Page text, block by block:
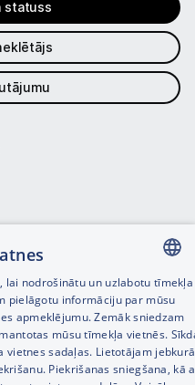
statuss
LATVIAN
RUSSIAN
ENGLISH
nodrošinātu un uzlabotu tīmekļa
pielāgotu informāciju par mūsu
apmeklējumu. Zemāk sniedzam
mūsu tīmekļa vietnēs.
sadaļas. Lietotājam
Piekrišanas sniegšana, kā